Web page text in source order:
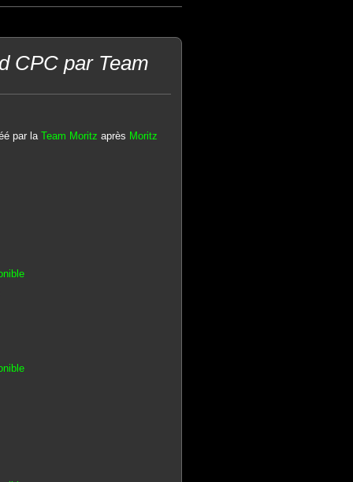
CPC par Team
par la Team Moritz après Moritz